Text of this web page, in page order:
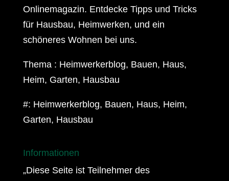
Onlinemagazin. Entdecke Tipps und Tricks
für Hausbau, Heimwerken, und ein
schöneres Wohnen bei uns.
Thema : Heimwerkerblog, Bauen, Haus,
Heim, Garten, Hausbau
#: Heimwerkerblog, Bauen, Haus, Heim,
Garten, Hausbau
Informationen
„Diese Seite ist Teilnehmer des